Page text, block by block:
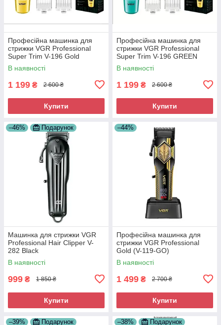
Професійна машинка для
стрижки VGR Professional
Super Trim V-196 Gold
В наявності
1 199 ₴ 2 600 ₴
Купити
Професійна машинка для
стрижки VGR Professional
Super Trim V-196 GREEN
В наявності
1 199 ₴ 2 600 ₴
Купити
–46% Подарунок
Машинка для стрижки VGR
Professional Hair Clipper V-
282 Black
В наявності
999 ₴ 1 850 ₴
Купити
–44%
Професійна машинка для
стрижки VGR Professional
Gold (V-119-GO)
В наявності
1 499 ₴ 2 700 ₴
Купити
–39% Подарунок –38% Подарунок